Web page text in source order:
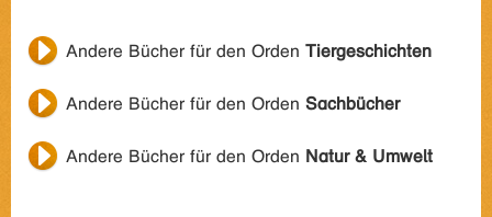
Andere Bücher für den Orden Tiergeschichten
Andere Bücher für den Orden Sachbücher
Andere Bücher für den Orden Natur & Umwelt